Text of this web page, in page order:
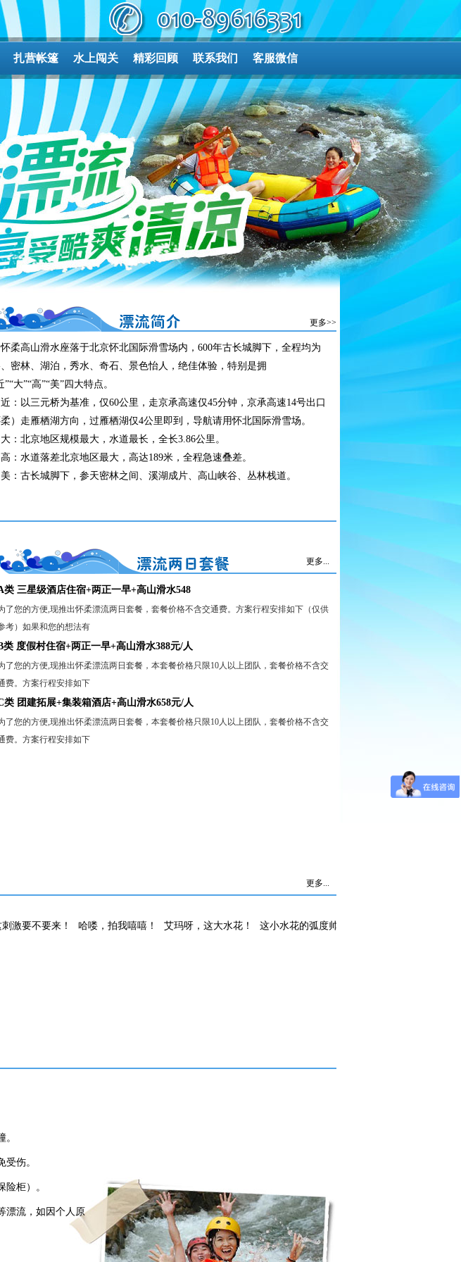
扎营帐篷 水上闯关 精彩回顾 联系我们 客服微信
更多>>
怀柔高山滑水座落于北京怀北国际滑雪场内，600年古长城脚下，全程均为
密林、湖泊，秀水、奇石、景色怡人，绝佳体验，特别是拥
”“大”“高”“美”四大特点。
近：以三元桥为基准，仅60公里，走京承高速仅45分钟，京承高速14号出口
柔）走雁栖湖方向，过雁栖湖仅4公里即到，导航请用怀北国际滑雪场。
大：北京地区规模最大，水道最长，全长3.86公里。
高：水道落差北京地区最大，高达189米，全程急速叠差。
美：古长城脚下，参天密林之间、溪湖成片、高山峡谷、丛林栈道。
更多...
类 三星级酒店住宿+两正一早+高山滑水548
了您的方便,现推出怀柔漂流两日套餐，套餐价格不含交通费。方案行程安排如下（仅供
考）如果和您的想法有
类 度假村住宿+两正一早+高山滑水388元/人
了您的方便,现推出怀柔漂流两日套餐，本套餐价格只限10人以上团队，套餐价格不含交
费。方案行程安排如下
类 团建拓展+集装箱酒店+高山滑水658元/人
了您的方便,现推出怀柔漂流两日套餐，本套餐价格只限10人以上团队，套餐价格不含交
费。方案行程安排如下
更多...
激要不要来！ 哈喽，拍我嘻嘻！ 艾玛呀，这大水花！ 这小水花的弧度帅！
。
受伤。
柜）。
漂流，如因个人原